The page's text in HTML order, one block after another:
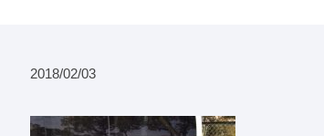
2018/02/03